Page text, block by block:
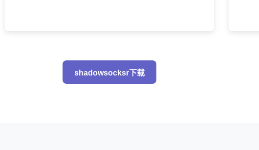
shadowsocksr下载